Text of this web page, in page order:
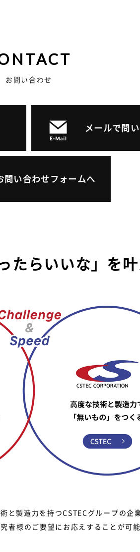
お問い合わせ
メールで問
問い合わせフォームへ
ったらいいな」を
と製造力を持つCSTECグループの企
者様のご要望にお応えすることが可